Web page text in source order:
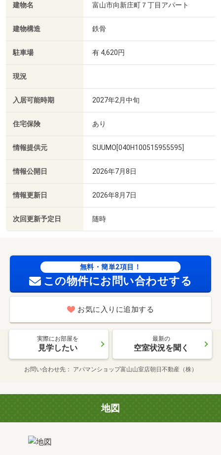
建物名 富山市向新庄町７丁目アパート
建物構造 鉄骨
駐車場 有 4,620円
現況
入居可能時期 2027年2月中旬
住宅保険 あり
情報提供元 SUUMO[040H100515955595]
情報公開日 2026年7月8日
情報更新日 2026年8月7日
次回更新予定日 随時
無料・簡単2項目！
この物件にお問い合わせする
お気に入りに追加する
実際にお部屋を
見学したい
最新の
空室状況を聞く
お問い合わせ先 アパマンショップ富山山室店朝日不動産（株）
地図